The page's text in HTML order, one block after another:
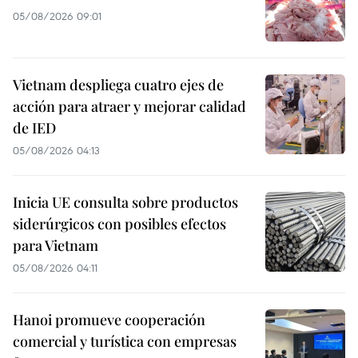
05/08/2026 09:01
Vietnam despliega cuatro ejes de
acción para atraer y mejorar calidad
de IED
05/08/2026 04:13
Inicia UE consulta sobre productos
siderúrgicos con posibles efectos
para Vietnam
05/08/2026 04:11
Hanoi promueve cooperación
comercial y turística con empresas